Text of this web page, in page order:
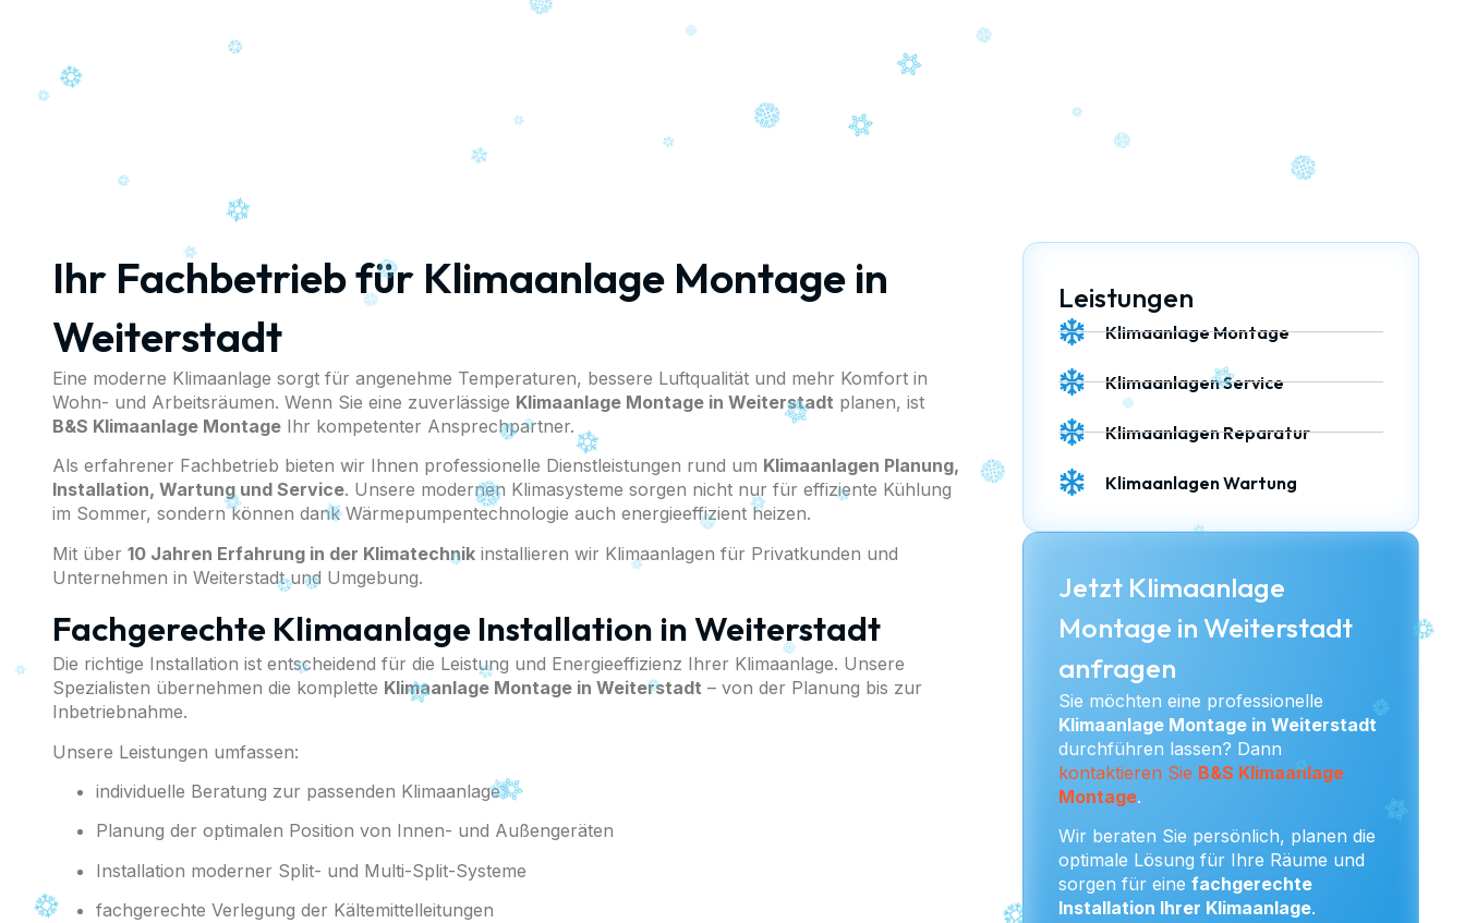
Professionelle Klimaanlagen Montage für Privat und Gewerbe
Ihr Fachbetrieb für Klimaanlage Montage in
Weiterstadt
Eine moderne Klimaanlage sorgt für angenehme Temperaturen, bessere Luftqualität und mehr Komfort in
Wohn- und Arbeitsräumen. Wenn Sie eine zuverlässige Klimaanlage Montage in Weiterstadt planen, ist
B&S Klimaanlage Montage Ihr kompetenter Ansprechpartner.
Als erfahrener Fachbetrieb bieten wir Ihnen professionelle Dienstleistungen rund um Klimaanlagen Planung,
Installation, Wartung und Service. Unsere modernen Klimasysteme sorgen nicht nur für effiziente Kühlung
im Sommer, sondern können dank Wärmepumpentechnologie auch energieeffizient heizen.
Mit über 10 Jahren Erfahrung in der Klimatechnik installieren wir Klimaanlagen für Privatkunden und
Unternehmen in Weiterstadt und Umgebung.
Fachgerechte Klimaanlage Installation in Weiterstadt
Die richtige Installation ist entscheidend für die Leistung und Energieeffizienz Ihrer Klimaanlage. Unsere
Spezialisten übernehmen die komplette Klimaanlage Montage in Weiterstadt – von der Planung bis zur
Inbetriebnahme.
Unsere Leistungen umfassen:
individuelle Beratung zur passenden Klimaanlage
Planung der optimalen Position von Innen- und Außengeräten
Installation moderner Split- und Multi-Split-Systeme
fachgerechte Verlegung der Kältemittelleitungen
Leistungen
Klimaanlage Montage
Klimaanlagen Service
Klimaanlagen Reparatur
Klimaanlagen Wartung
Jetzt Klimaanlage
Montage in Weiterstadt
anfragen
Sie möchten eine professionelle
Klimaanlage Montage in Weiterstadt
durchführen lassen? Dann
kontaktieren Sie B&S Klimaanlage
Montage.
Wir beraten Sie persönlich, planen die
optimale Lösung für Ihre Räume und
sorgen für eine fachgerechte
Installation Ihrer Klimaanlage.